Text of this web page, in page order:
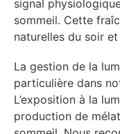
signal
sommeil. Cette
naturelles du soir
La gestion de la
particulière dans
L’exposition à la
production de